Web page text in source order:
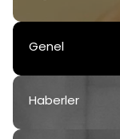
Genel
Haberler